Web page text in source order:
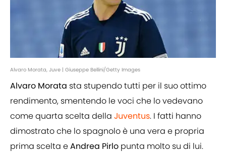
Alvaro Morata, Juve | Giuseppe Bellini/Getty Images
Alvaro Morata sta stupendo tutti per il suo ottimo
rendimento, smentendo le voci che lo vedevano
come quarta scelta della Juventus. I fatti hanno
dimostrato che lo spagnolo è una vera e propria
prima scelta eAndrea Pirlo punta molto su di lui.